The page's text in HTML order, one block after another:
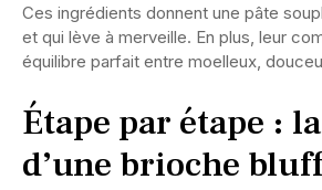
Ces ingrédients donnent une pâte
et qui lève à merveille. En plus, leur
équilibre parfait entre moelleux,
Étape par étape :
d’une brioche